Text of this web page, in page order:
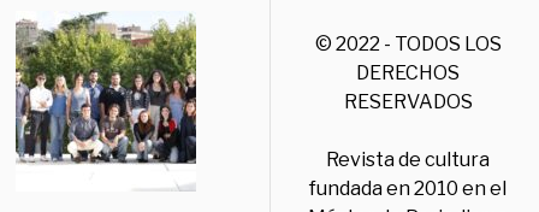
© 2022 - TODOS LOS
DERECHOS
RESERVADOS
Revista de cultura
fundada en 2010 en el